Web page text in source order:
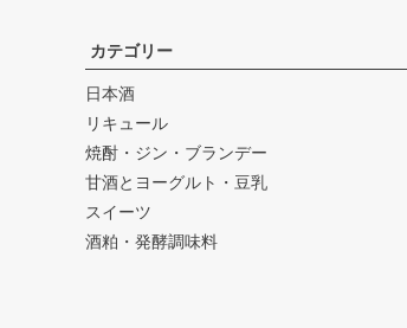
カテゴリー
日本酒
リキュール
焼酎・ジン・ブランデー
甘酒とヨーグルト・豆乳
スイーツ
酒粕・発酵調味料